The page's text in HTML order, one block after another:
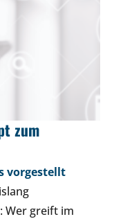
zum
vorgestellt
Wer greift im